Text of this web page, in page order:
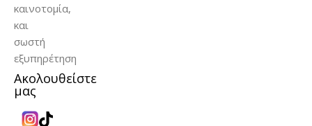
καινοτομία,
και
σωστή
εξυπηρέτηση
Ακολουθείστε
μας